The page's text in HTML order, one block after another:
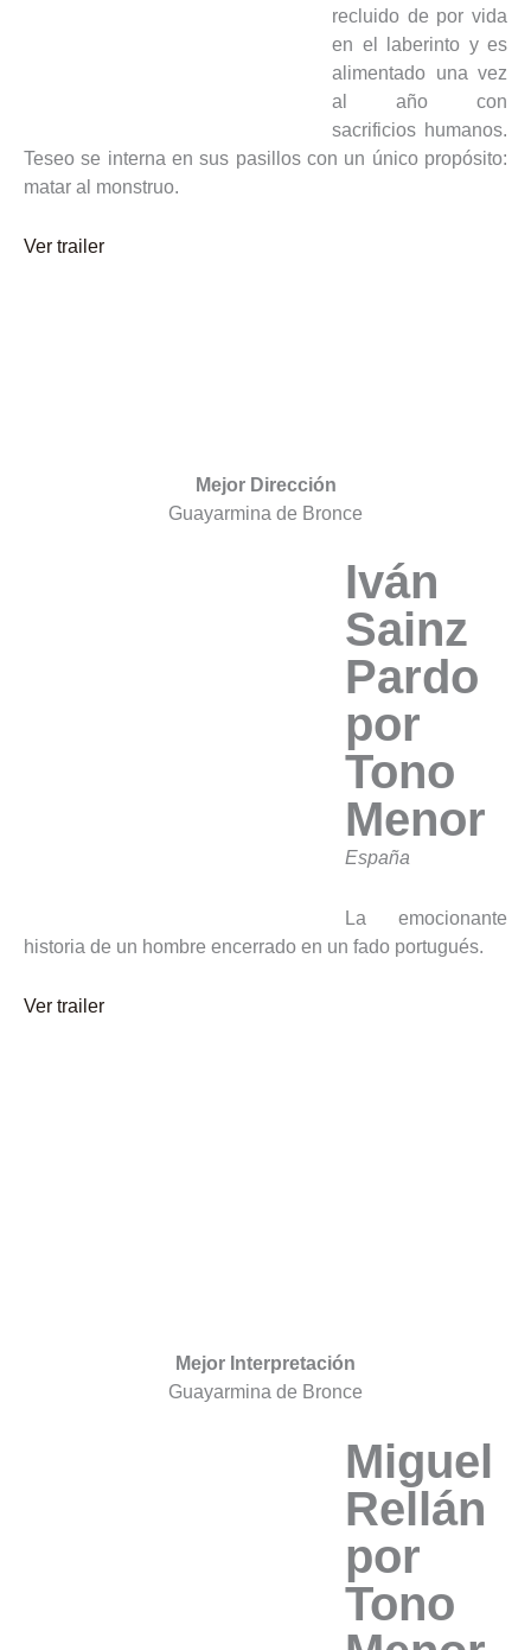
recluido de por vida
en el laberinto y es
alimentado una vez
al año con
sacrificios humanos.
Teseo se interna en sus pasillos con un único propósito:
matar al monstruo.
Ver trailer
Mejor Dirección
Guayarmina de Bronce
Iván
Sainz
Pardo
por
Tono
Menor
España
La emocionante
historia de un hombre encerrado en un fado portugués.
Ver trailer
Mejor Interpretación
Guayarmina de Bronce
Miguel
Rellán
por
Tono